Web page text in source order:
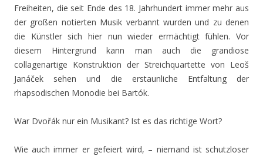
Freiheiten, die seit Ende des 18. Jahrhundert immer mehr aus
der großen notierten Musik verbannt wurden und zu denen
die Künstler sich hier nun wieder ermächtigt fühlen. Vor
diesem Hintergrund kann man auch die grandiose
collagenartige Konstruktion der Streichquartette von Leoš
Janáček sehen und die erstaunliche Entfaltung der
rhapsodischen Monodie bei Bartók.
War Dvořák nur ein Musikant? Ist es das richtige Wort?
Wie auch immer er gefeiert wird, – niemand ist schutzloser